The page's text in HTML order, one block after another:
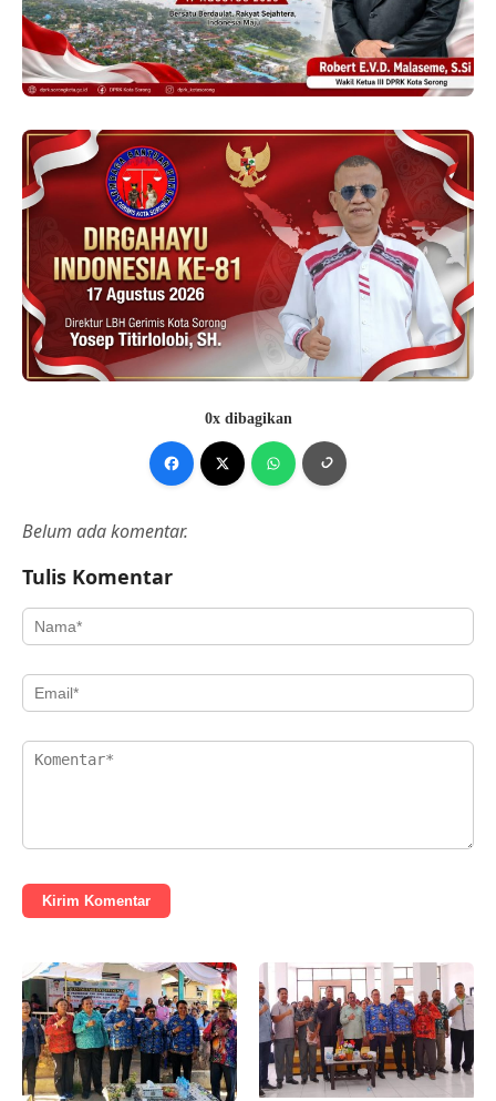
0x dibagikan
Belum ada komentar.
Tulis Komentar
Kirim Komentar